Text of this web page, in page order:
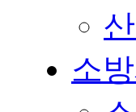
소